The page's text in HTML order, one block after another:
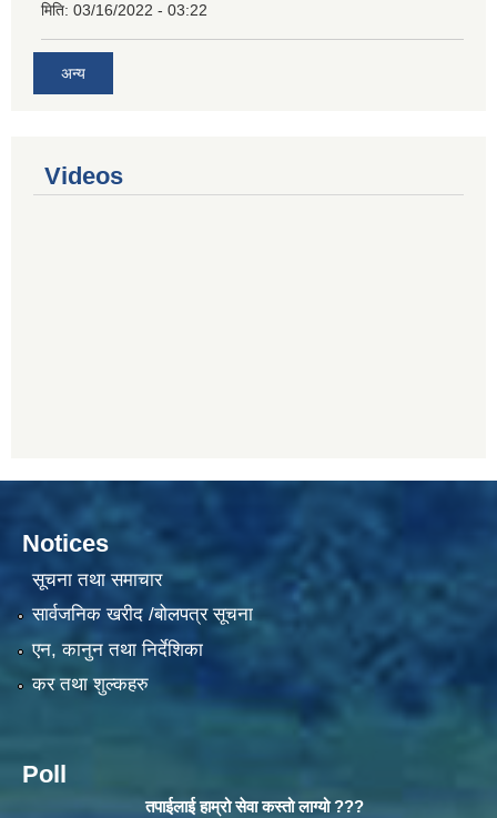
मिति: 03/16/2022 - 03:22
अन्य
Videos
Notices
सूचना तथा समाचार
सार्वजनिक खरीद /बोलपत्र सूचना
एन, कानुन तथा निर्देशिका
कर तथा शुल्कहरु
Poll
तपाईलाई हाम्रो सेवा कस्तो लाग्यो ???